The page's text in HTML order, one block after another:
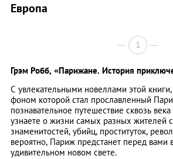
Европа
1
Грэм Робб, «Парижане. История
С увлекательными новеллами этой
фоном которой стал прославленный
познавательное путешествие сквозь
узнаете о жизни самых разных жителей
знаменитостей, убийц, проституток,
вероятно, Париж предстанет перед вами
удивительном новом свете.